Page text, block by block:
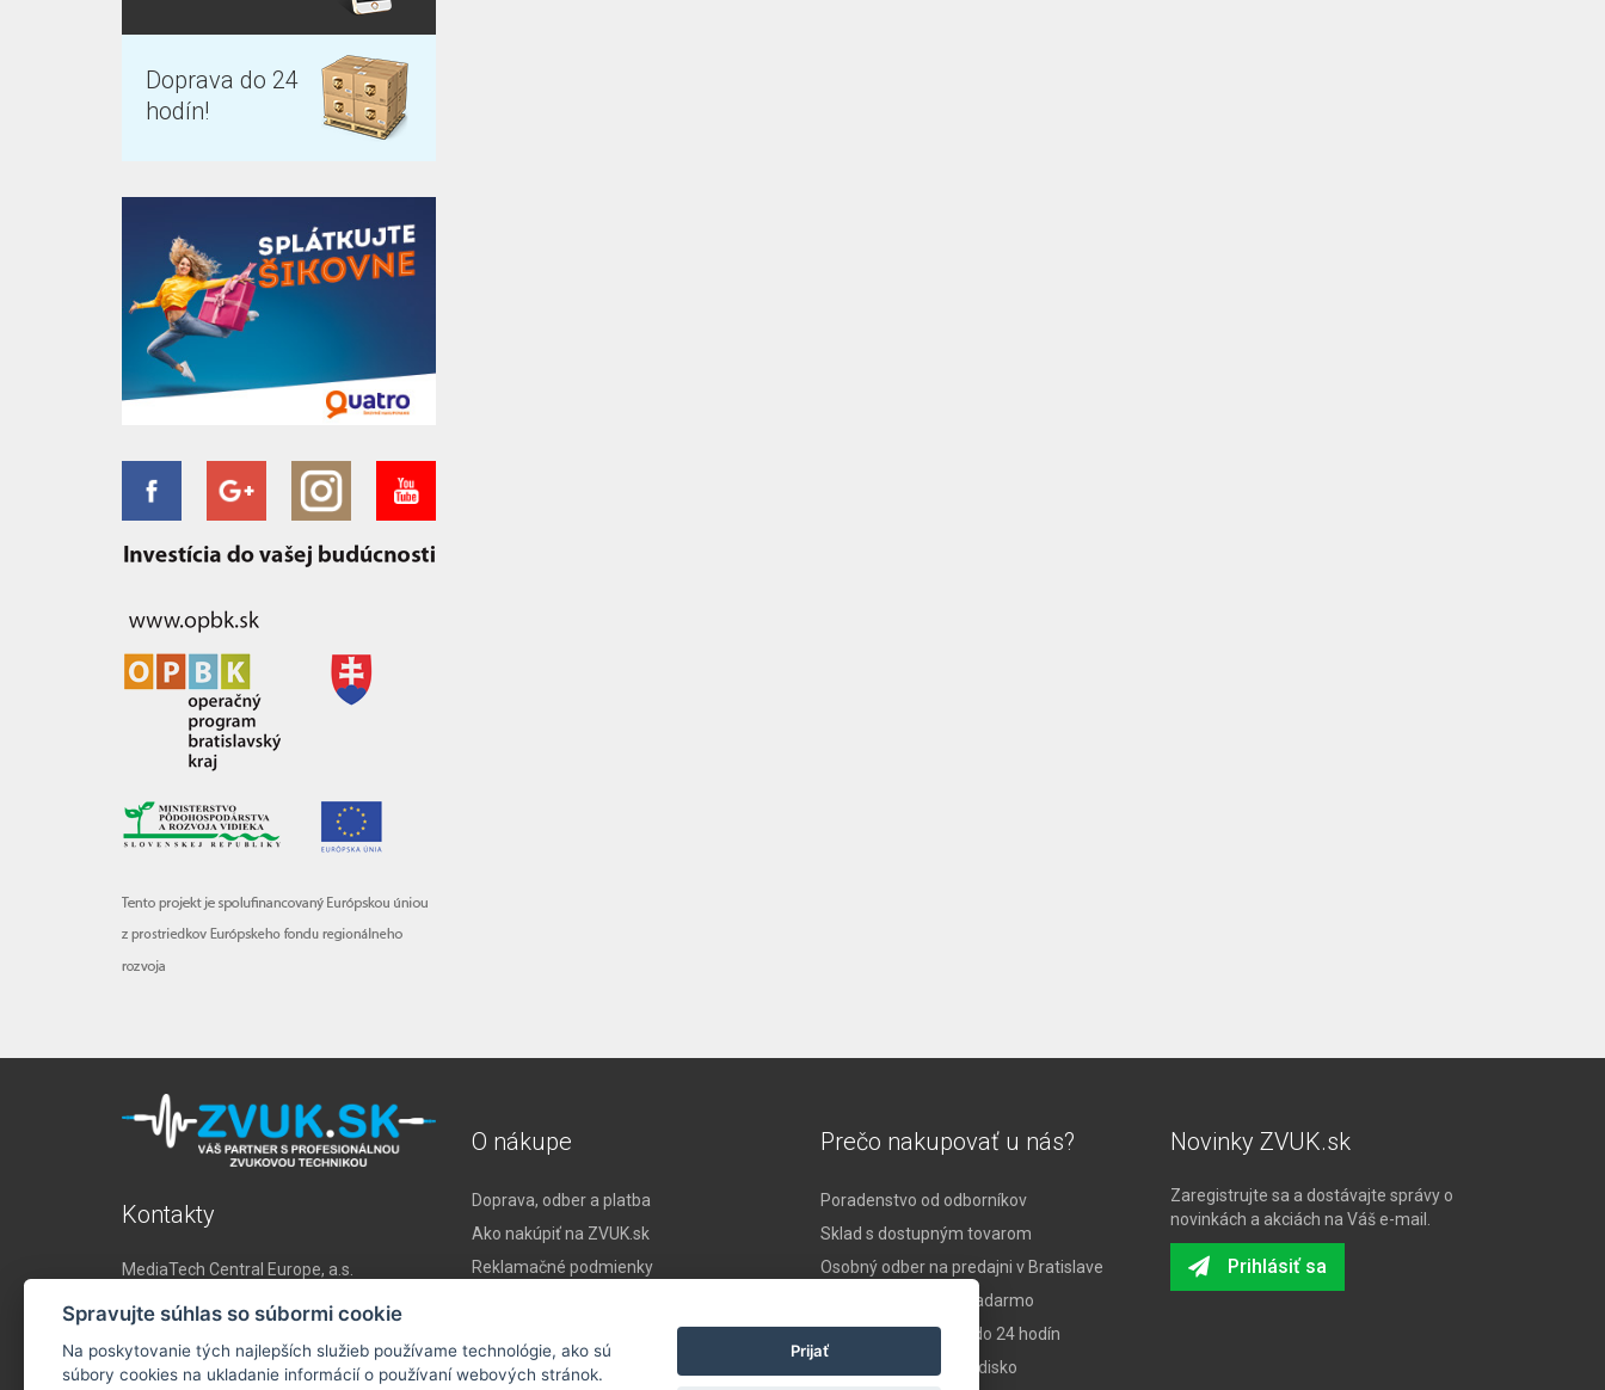
Doprava do 24
hodín!
Kontakty
MediaTech Central Europe, a.s.
821 02 Bratislava
Slovakia
O nákupe
Doprava, odber a platba
Ako nakúpiť na ZVUK.sk
Reklamačné podmienky
Ochrana osobných údajov
Prečo nakupovať u nás?
Poradenstvo od odborníkov
Sklad s dostupným tovarom
Osobný odber na predajni v Bratislave
Doprava nad 119 € zadarmo
Expresné doručenie do 24 hodín
Vlastné servisné stredisko
Novinky ZVUK.sk
Zaregistrujte sa a dostávajte správy o
novinkách a akciách na Váš e-mail.
Prihlásiť sa
Spravujte súhlas so súbormi cookie
Na poskytovanie tých najlepších služieb používame technológie, ako sú
súbory cookies na ukladanie informácií o používaní webových stránok.
Prijať